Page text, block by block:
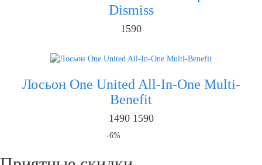
Dismiss
1590
Лосьон One United All-In-One Multi-
Benefit
1490 1590
-6%